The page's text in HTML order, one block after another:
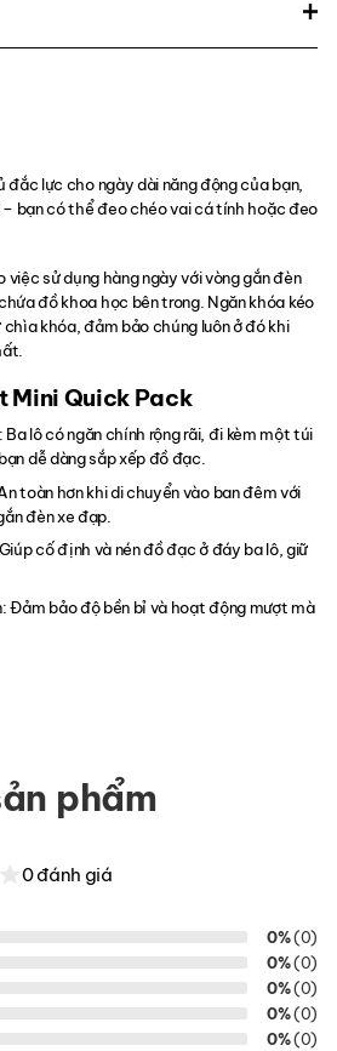
đắc lực cho ngày dài năng động của bạn,
– bạn có thể đeo chéo vai cá tính hoặc đeo
việc sử dụng hàng ngày với vòng gắn đèn
đồ khoa học bên trong. Ngăn khóa kéo
khóa, đảm bảo chúng luôn ở đó khi
Mini Quick Pack
lô có ngăn chính rộng rãi, đi kèm một túi
dễ dàng sắp xếp đồ đạc.
toàn hơn khi di chuyển vào ban đêm với
đèn xe đạp.
cố định và nén đồ đạc ở đáy ba lô, giữ
Đảm bảo độ bền bỉ và hoạt động mượt mà
phẩm
0 đánh giá
0%(0)
0%(0)
0%(0)
0%(0)
0%(0)